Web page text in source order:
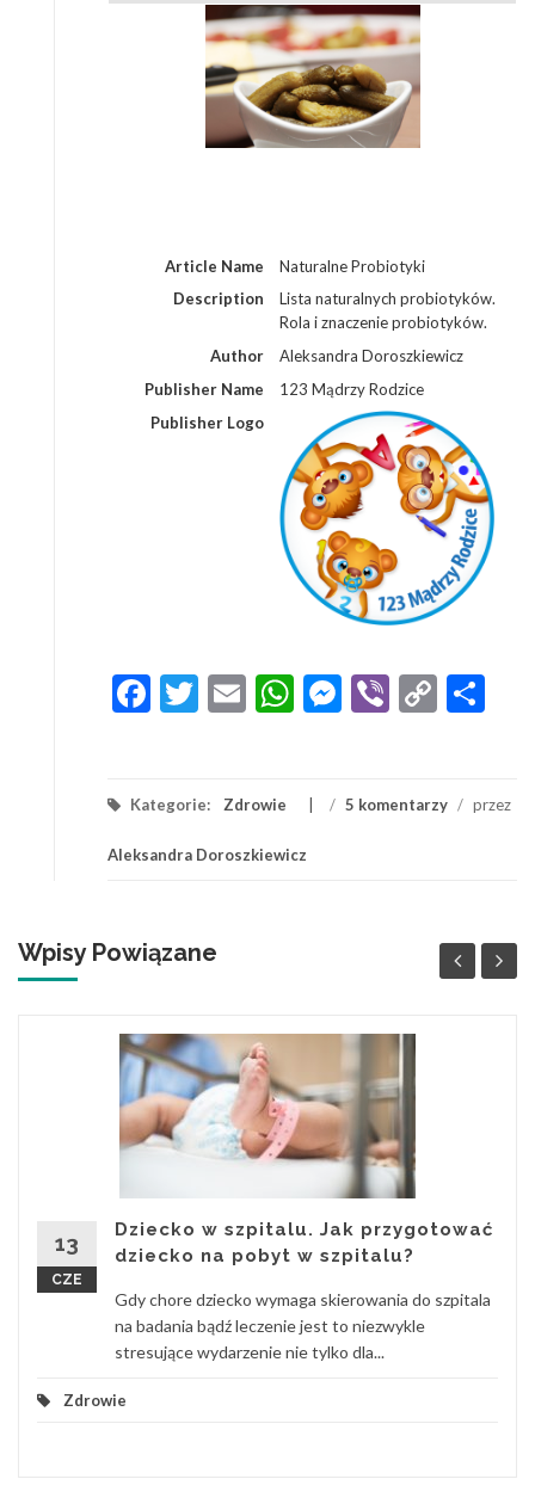
Article Name
Naturalne Probiotyki
Description
Lista naturalnych probiotyków.
Rola i znaczenie probiotyków.
Author
Aleksandra Doroszkiewicz
Publisher Name
123 Mądrzy Rodzice
Publisher Logo
Facebook
Twitter
EmailWhatsApp
Messenger
Viber
Copy
Kategorie: Zdrowie / 5 komentarzy / przez
Aleksandra Doroszkiewicz
Wpisy Powiązane
13
CZE
Dziecko w szpitalu. Jak przygotować
dziecko na pobyt w szpitalu?
Gdy chore dziecko wymaga skierowania do szpitala
na badania bądź leczenie jest to niezwykle
stresujące wydarzenie nie tylko dla...
Zdrowie